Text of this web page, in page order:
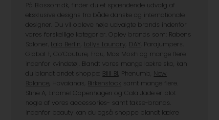
På Blossom.dk, finder du et spændende udvalg af
eksklusive designs fra både danske og internationale
designer. Du vil opleve nøje udvalgte brands indenfor
vores forskellige kategorier. Oplev brands som: Rabens
Saloner, Lala Berlin, Lollys Laundry, DAY, Parajumpers,
Global F, Co’Couture, Frau, Mos Mosh og mange flere
indenfor kvindetøj. Blandt vores mange lækre sko, kan
du blandt andet shoppe: Billi Bi, Phenumb, New
Balance, Havaianas, Birkenstock samt mange flere.
Stine A, Enamel Copenhagen og Cala Jade er blot
nogle af vores accessories- samt takse-brands.
Indenfor beauty kan du også shoppe blandt lækre